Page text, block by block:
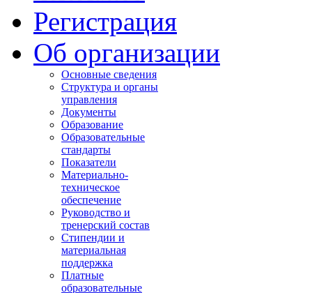
Регистрация
Об организации
Основные сведения
Структура и органы
управления
Документы
Образование
Образовательные
стандарты
Показатели
Материально-
техническое
обеспечение
Руководство и
тренерский состав
Стипендии и
материальная
поддержка
Платные
образовательные